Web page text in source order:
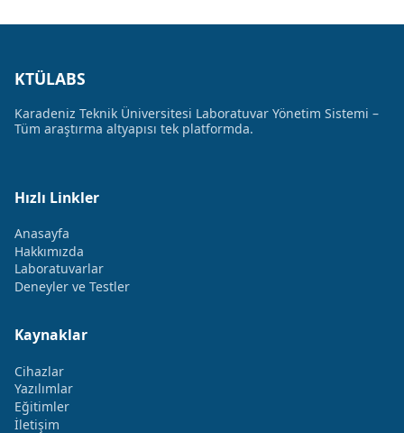
KTÜLABS
Karadeniz Teknik Üniversitesi Laboratuvar Yönetim Sistemi –
Tüm araştırma altyapısı tek platformda.
Hızlı Linkler
Anasayfa
Hakkımızda
Laboratuvarlar
Deneyler ve Testler
Kaynaklar
Cihazlar
Yazılımlar
Eğitimler
İletişim